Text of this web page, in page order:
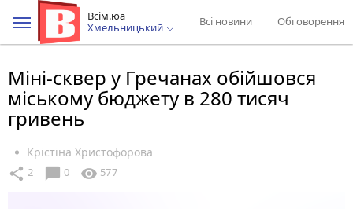
Всім.юа
Хмельницький
Всі новини Обговорення
Міні-сквер у Гречанах обійшовся
міському бюджету в 280 тисяч
гривень
Крістіна Христофорова
share 2 chat_bubble 0 visibility 577